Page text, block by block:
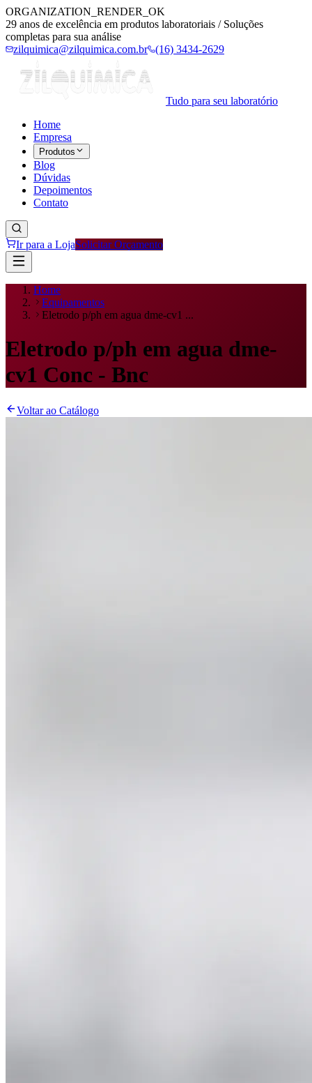
ORGANIZATION_RENDER_OK
29 anos de excelência em produtos laboratoriais / Soluções
completas para sua análise
zilquimica@zilquimica.com.br
(16) 3434-2629
Tudo para seu laboratório
Home
Empresa
Produtos
Blog
Dúvidas
Depoimentos
Contato
Ir para a LojaSolicitar Orçamento
Home
Equipamentos
Eletrodo p/ph em agua dme-cv1 ...
Eletrodo p/ph em agua dme-
cv1 Conc - Bnc
Voltar ao Catálogo